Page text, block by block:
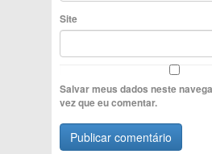
Site
Salvar meus dados neste
vez que eu comentar.